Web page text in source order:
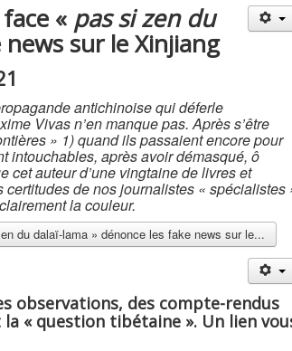
« pas si zen du
sur le Xinjiang
antichinoise qui déferle
Vivas n’en manque pas. Après s’être
» 1) quand ils passaient encore pour
intouchables, après avoir démasqué, ô
cet auteur d’une vingtaine de livres et
certitudes de nos journalistes « spécialistes
la couleur.
du dalaï-lama » dénonce les fake news sur le...
observations, des compte-rendus
« question tibétaine ». Un lien